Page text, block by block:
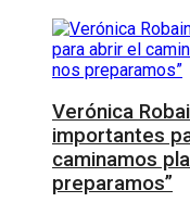
Verónica
importantes
caminamos
preparamos”